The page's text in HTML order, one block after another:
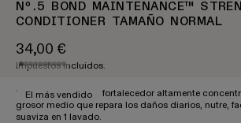
Nº.5 BOND MAINTENANCE™
CONDITIONER TAMAÑO NORMAL
Precio regular
34,00 €
Impuestos incluidos.
Se trata de un carrusel de imágenes
ZOOMEl más vendido
Un acondicionador fortalecedor altamente
grosor medio que repara los daños diarios, nutre,
suaviza en 1 lavado.